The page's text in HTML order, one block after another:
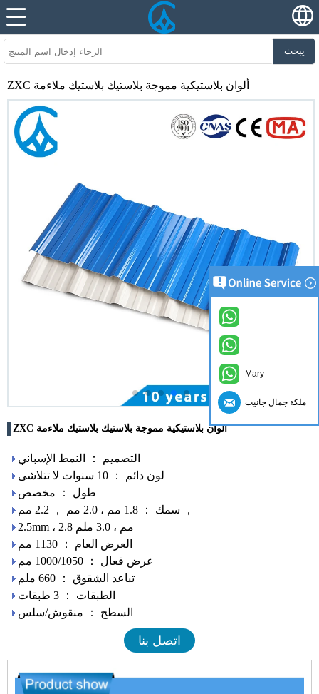
يبحث
ZXC ألوان بلاستيكية مموجة بلاستيك بلاستيك ملاءمة
ZXC ألوان بلاستيكية مموجة بلاستيك بلاستيك ملاءمة
التصميم ： النمط الإسباني
لون دائم ： 10 سنوات لا تتلاشى
طول ： مخصص
سمك ： 1.8 مم ، 2.0 مم ， 2.2 مم ，
2.5mm ، 2.8 مم ، 3.0 ملم
العرض العام ： 1130 مم
عرض فعال ： 1000/1050 مم
تباعد الشقوق ： 660 ملم
الطبقات ： 3 طبقات
السطح ： منقوش/سلس
اتصل بنا
Mary
ملكة جمال جانيت